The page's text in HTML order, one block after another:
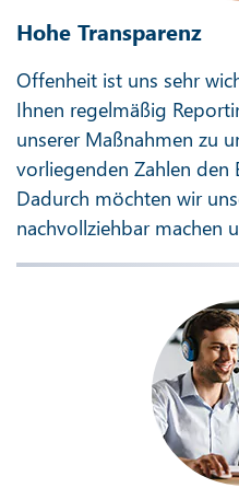
Hohe Transparenz
Offenheit ist uns sehr
Ihnen regelmäßig
unserer Maßnahmen zu
vorliegenden Zahlen den
Dadurch möchten wir
nachvollziehbar machen